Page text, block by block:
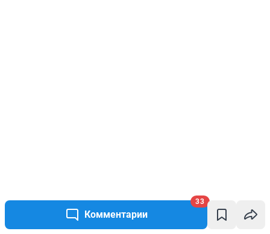
Комментарии
33